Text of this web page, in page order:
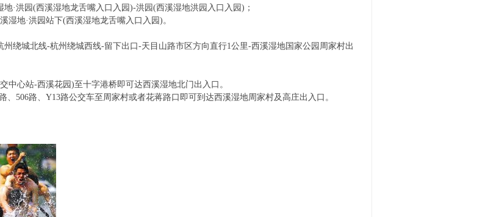
洪园(西溪湿地龙舌嘴入口入园)-洪园(西溪湿地洪园入口入园)；
地·洪园站下(西溪湿地龙舌嘴入口入园)。
城北线-杭州绕城西线-留下出口-天目山路市区方向直行1公里-西溪湿地国家公园周家村出
心站-西溪花园)至十字港桥即可达西溪湿地北门出入口。
506路、Y13路公交车至周家村或者花蒋路口即可到达西溪湿地周家村及高庄出入口。